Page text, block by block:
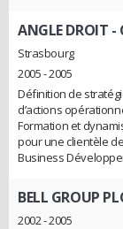
ANGLE DROIT -
Strasbourg
2005 - 2005
Définition de
d’actions
Formation et
pour une clientèle
Business
BELL GROUP
2002 - 2005